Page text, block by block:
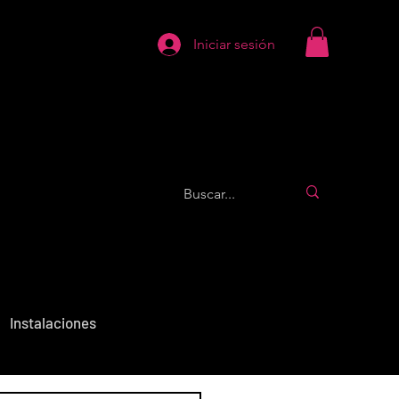
Iniciar sesión
Instalaciones